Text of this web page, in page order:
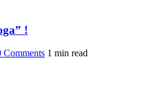
!
Comments 1 min read